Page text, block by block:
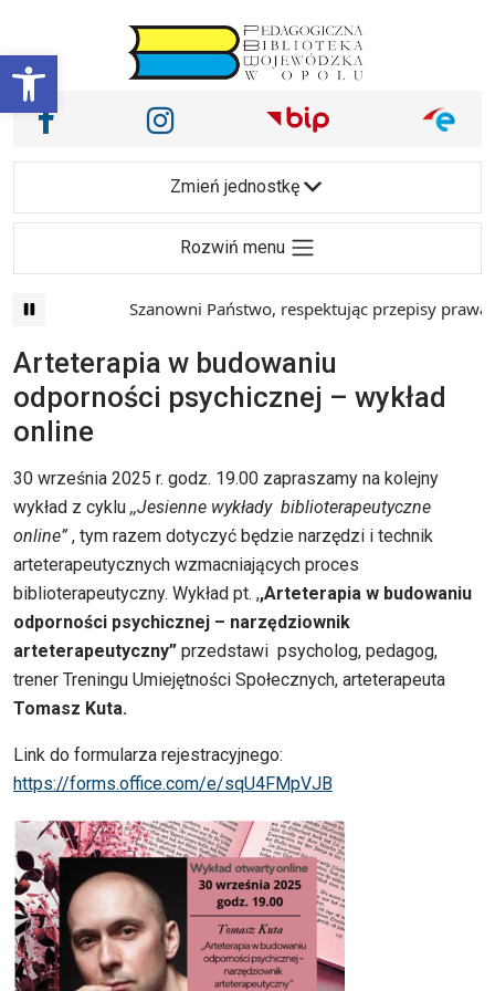
Otwórz pasek narzędzi
Main Navigation
Nasze media społecznościowe i inne
Facebook Instagram
Zmień jednostkę
Rozwiń menu
Szanowni Państwo, respektując przepisy prawa
Arteterapia w budowaniu
odporności psychicznej – wykład
online
30 września 2025 r. godz. 19.00 zapraszamy na kolejny
wykład z cyklu ,,Jesienne wykłady biblioterapeutyczne
online” , tym razem dotyczyć będzie narzędzi i technik
arteterapeutycznych wzmacniających proces
biblioterapeutyczny. Wykład pt. ,,Arteterapia w budowaniu
odporności psychicznej – narzędziownik
arteterapeutyczny” przedstawi psycholog, pedagog,
trener Treningu Umiejętności Społecznych, arteterapeuta
Tomasz Kuta.
Link do formularza rejestracyjnego:
https://forms.office.com/e/sqU4FMpVJB